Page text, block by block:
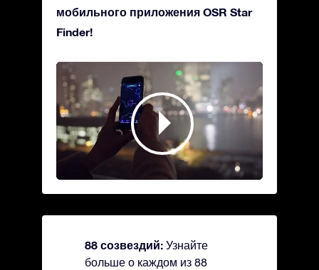
мобильного приложения OSR Star
Finder!
88 созвездий: Узнайте
больше о каждом из 88